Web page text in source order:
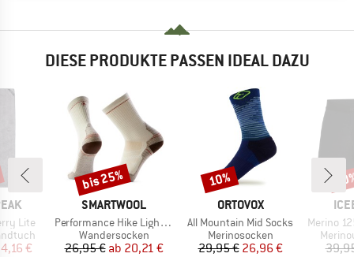
DIESE PRODUKTE PASSEN IDEAL DAZU
Lite
Preis
4,16 €
MARKE
SMARTWOOL
Artikel
Performance Hike Light Cushion Crew
Produktgruppe
Wandersocken
Preis
26,95 € reduzierter Preis
ab 20,21 €
Rabatt
bis 25%
MARKE
ORTOVOX
Artikel
All Mountain Mid Socks
Produktgruppe
Merinosocken
Preis
29,95 €reduzierter Preis
26,96 €
Rabatt
10%
Artikel
Merino 125